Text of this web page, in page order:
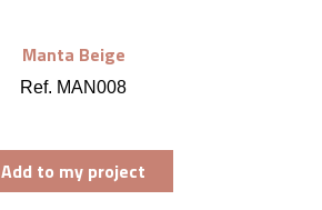
Manta Beige
Ref. MAN008
Add to my project